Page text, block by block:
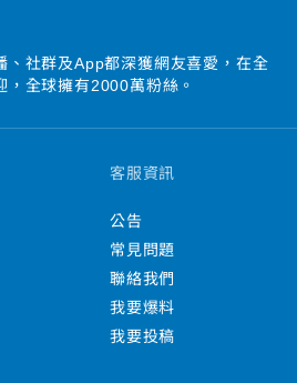
、社群及App都深獲網友喜愛，在全
，全球擁有2000萬粉絲。
客服資訊
公告
常見問題
聯絡我們
我要爆料
我要投稿